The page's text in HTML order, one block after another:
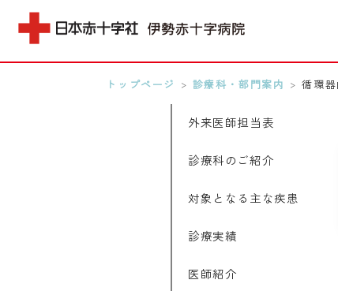
トップページ > 診療科・部門案内 >循環
外来医師担当表
診療科のご紹介
対象となる主な疾患
診療実績
医師紹介